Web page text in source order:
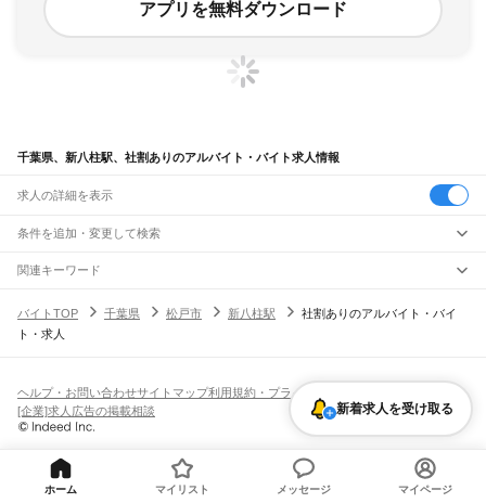
アプリを無料ダウンロード
千葉県、新八柱駅、社割ありのアルバイト・バイト求人情報
求人の詳細を表示
条件を追加・変更して検索
市区町村を追加・変更
千葉県すべて
千葉市
野田市
東金市
旭市習志野市柏市勝浦市市原市流山市八千代市 我孫子市
君津市富津市浦安市 印西市白井市富里市南房総市
匝瑳市香取市 香取郡山武郡長生郡夷隅郡
駅を追加・変更
JR中央・総武線
市川駅本八幡駅下総中山駅 東船橋駅 津田沼駅幕張本郷駅幕張駅
新検見川駅
JR総武本線
市川駅船橋駅 稲毛駅 都賀駅四街道駅
佐倉駅
南酒々井駅
八街駅 日向駅 成東駅 横芝駅 飯倉駅 八日市場駅干潟駅 旭駅
職種を追加・変更
飲食・フードサービスすべて
ホールスタッフキッチンスタッフ 精肉・鮮魚加工給食調理
パン屋（ベーカリー）
バー（BAR）・バーテンダー
営業・販売
営業・販売
営業
テレフォンアポインター（テレアポ） ルートセールス
人気
日払いOK高校生歓迎 髪型・髪色自由
勤務期間
短期 単発・1日OK
期間限定（春夏冬休み等）
雇用形態を追加・変更
正社員
契約社員
関連キーワード
バイトTOP
千葉県 松戸市 新八柱駅
社割ありのアルバイト・バイ
ト・求人
新着求人を受け取る
ヘルプ・お問い合わせサイトマップ利用規約・プライバシーポリシー
[企業]求人広告の掲載相談
ホーム マイリスト メッセージ マイページ